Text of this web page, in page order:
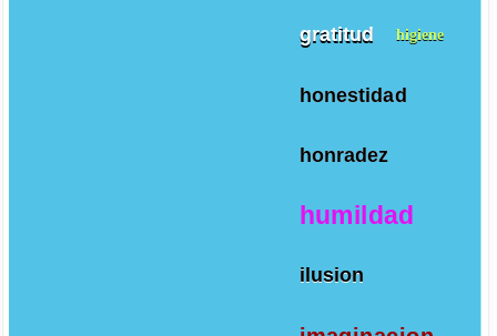
gratitud higiene
honestidad
honradez
humildad
ilusion